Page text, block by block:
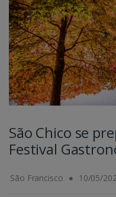
São Chico se
Festival
São Francisco 10/05/